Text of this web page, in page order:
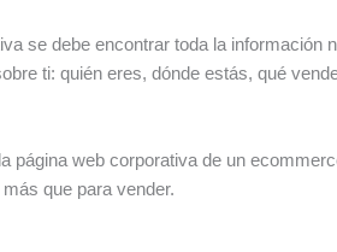
se debe encontrar toda la información
ti: quién eres, dónde estás, qué
página web corporativa de un
que para vender.